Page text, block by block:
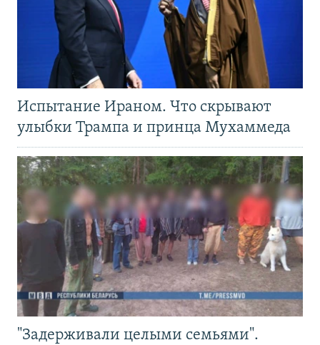
Испытание Ираном. Что скрывают
улыбки Трампа и принца Мухаммеда
"Задерживали целыми семьями".